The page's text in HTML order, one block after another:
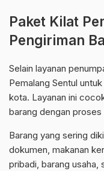
Paket Kilat
Pengiriman
Selain layanan
Pemalang Sentul
kota. Layanan ini
barang dengan
Barang yang sering
dokumen, makanan
pribadi, barang usaha,